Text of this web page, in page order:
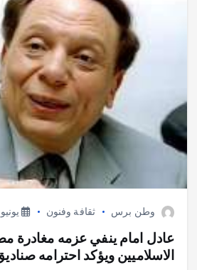
وطن برس ثقافة وفنون يونيو 28, 2012
عادل امام ينفي عزمه مغادرة
الاسلاميين ويؤكد احترامه
أهم الأخبار ثقافة وفنون
اختتام ورشة السينوغرافيا في مدينة كلباء
أغسطس 3, 2026